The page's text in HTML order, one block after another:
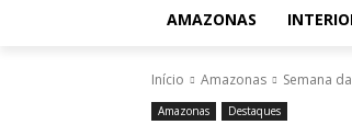
AMAZONAS
Início Amazonas Semana
Amazonas Destaques